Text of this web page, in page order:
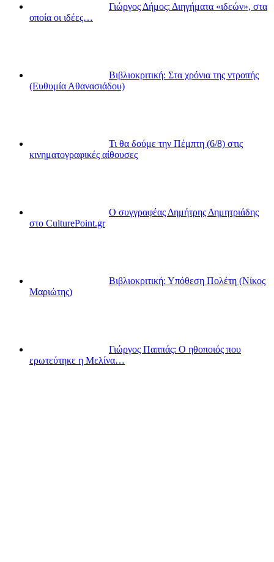
Γιώργος Δήμος: Διηγήματα «ιδεών», στα
οποία οι ιδέες…
Βιβλιοκριτική: Στα χρόνια της ντροπής
(Ευθυμία Αθανασιάδου)
Τι θα δούμε την Πέμπτη (6/8) στις
κινηματογραφικές αίθουσες
Ο συγγραφέας Δημήτρης Δημητριάδης
στο CulturePoint.gr
Βιβλιοκριτική: Υπόθεση Πολέτη (Νίκος
Μαριώτης)
Γιώργος Παππάς: Ο ηθοποιός που
ερωτεύτηκε η Μελίνα…